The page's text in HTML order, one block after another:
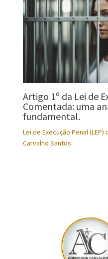
Artigo 1º da Lei de
Comentada: uma
fundamental.
Lei de Execução Penal (LEP)
Carvalho Santos